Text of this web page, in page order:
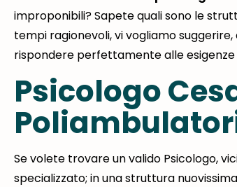
improponibili? Sapete quali sono le
tempi ragionevoli, vi vogliamo
rispondere perfettamente alle esigenze
Psicologo
Se volete trovare un valido Psicologo,
specializzato; in una struttura